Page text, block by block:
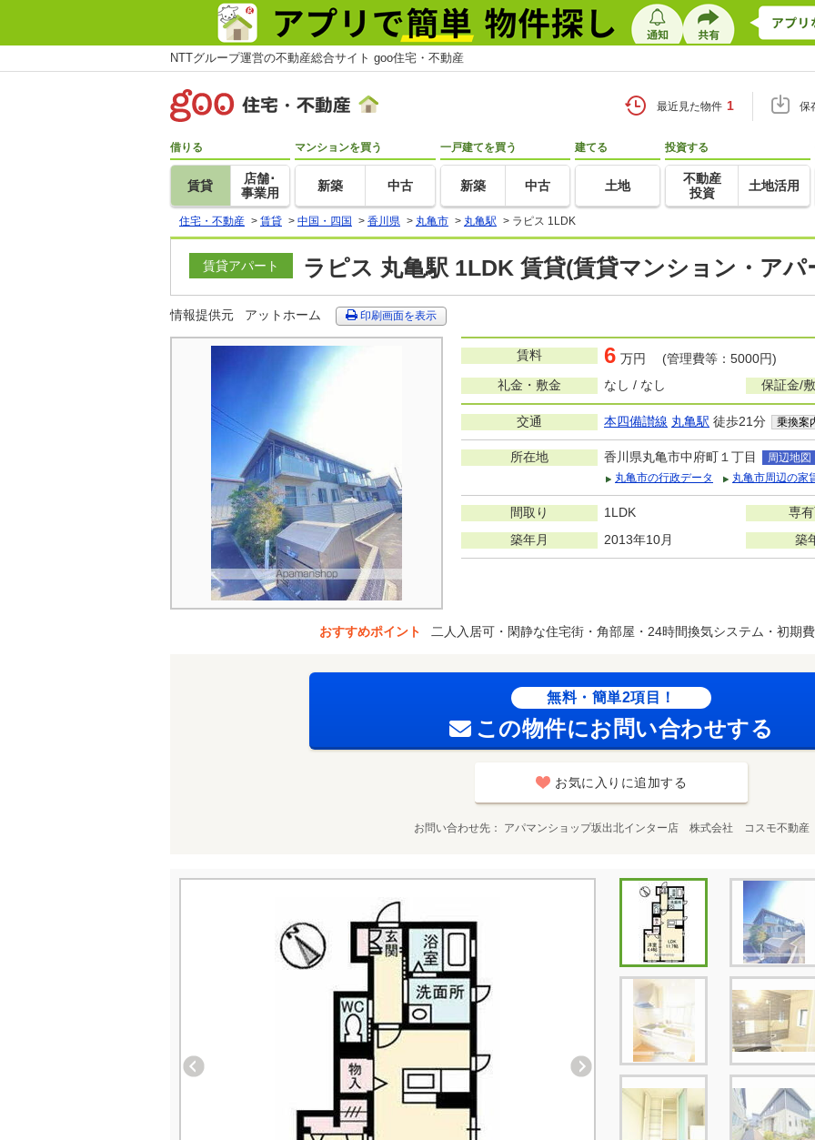
NTTグループ運営の不動産総合サイト goo住宅・不動産
最近見た物件 1 保
借りる
賃貸
店舗･
事業用
マンションを買う
新築 中古
一戸建てを買う
新築 中古
建てる
土地
投資する
不動産
投資
土地活用
住宅・不動産 > 賃貸 > 中国・四国 > 香川県 > 丸亀市 > 丸亀駅 > ラピス 1LDK
賃貸アパート ラピス 丸亀駅 1LDK 賃貸(賃貸マンション・アパ
情報提供元 アットホーム 印刷画面を表示
賃料 6 万円 (管理費等：5000円)
礼金・敷金
なし / なし 保証金/
交通 本四備讃線 丸亀駅 徒歩21分 乗換案
所在地 香川県丸亀市中府町１丁目
周辺地図
丸亀市の行政データ
丸亀市周辺の家
間取り 1LDK 専
築年月 2013年10月 築
おすすめポイント 二人入居可・閑静な住宅街・角部屋・24時間換気システム・初期
無料・簡単2項目！
この物件にお問い合わせする
お気に入りに追加する
お問い合わせ先 アパマンショップ坂出北インター店 株式会社 コスモ不動産